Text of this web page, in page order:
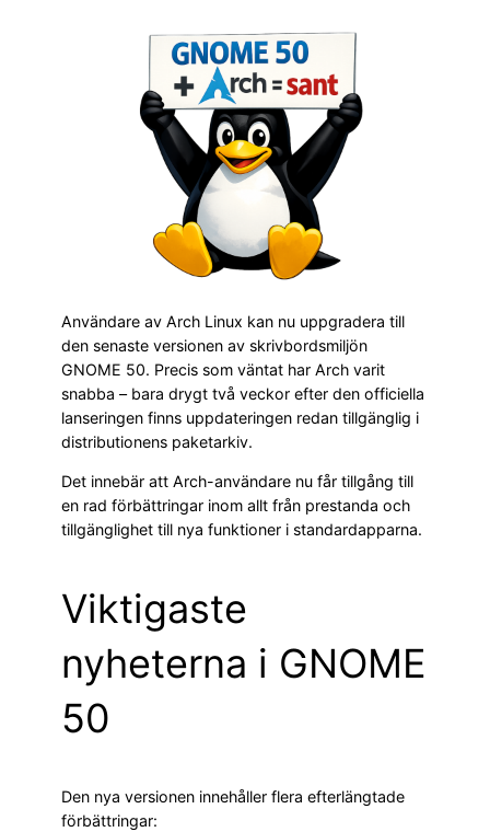
Användare av Arch Linux kan nu uppgradera till
den senaste versionen av skrivbordsmiljön
GNOME 50. Precis som väntat har Arch varit
snabba – bara drygt två veckor efter den officiella
lanseringen finns uppdateringen redan tillgänglig i
distributionens paketarkiv.
Det innebär att Arch-användare nu får tillgång till
en rad förbättringar inom allt från prestanda och
tillgänglighet till nya funktioner i standardapparna.
Viktigaste
nyheterna i GNOME
50
Den nya versionen innehåller flera efterlängtade
förbättringar: